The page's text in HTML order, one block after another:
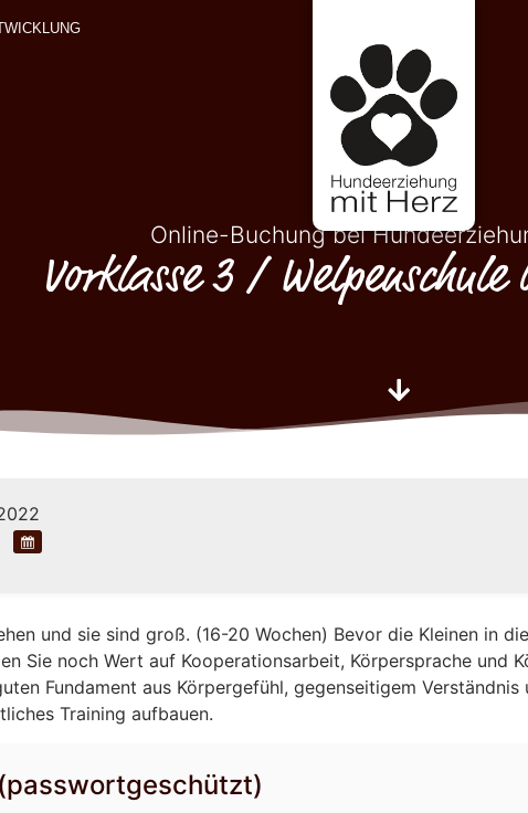
Online-Buchung bei
Vorklasse 3 / Welpenschule
und sie sind groß. (16-20 Wochen) Bevor die Kleinen in
Sie noch Wert auf Kooperationsarbeit, Körpersprache und
Fundament aus Körpergefühl, gegenseitigem Verständnis
Training aufbauen.